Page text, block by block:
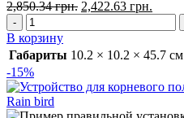
2,850.34грн. 2,422.63 грн.
В корзину
Габариты 10.2 × 10.2 × 45.7 см
-15%